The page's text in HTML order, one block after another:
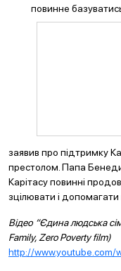
повинне базуватись
заявив про підтримку
престолом. Папа
Карітасу повинні
зцілювати і
Відео “Єдина людська
Family, Zero Poverty film)
http://www.youtube.com/